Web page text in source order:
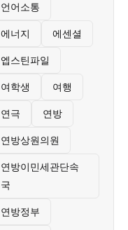
언어소통
에너지 에센셜
엡스틴파일
여학생 여행
연극 연방
연방상원의원
연방이민세관단속
국
연방정부